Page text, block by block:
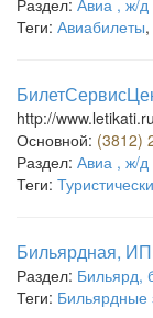
Раздел: Авиа , ж/д
Теги: Авиабилеты,
http://www.letikati.ru
Основной: (3812)
Раздел: Авиа , ж/д
Теги:
Бильярдная,
Раздел: Бильярд,
Теги: Бильярдные